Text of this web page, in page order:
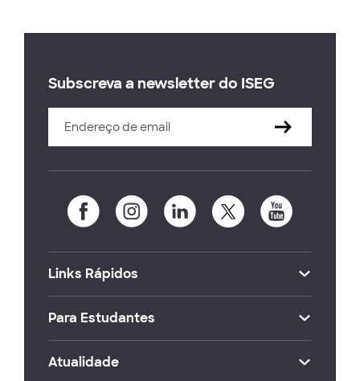
Subscreva a newsletter do ISEG
Links Rápidos
Para Estudantes
Atualidade